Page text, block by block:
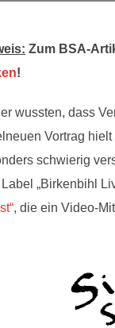
Zum BSA-
!
wussten, dass
Vortrag
schwierig
„Birkenbihl
, die ein Video-